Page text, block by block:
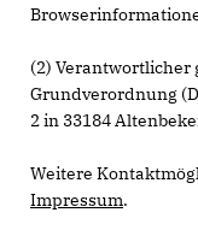
(2) Verantwortlicher
Grundverordnung
2 in 33184
Weitere
Impressum.